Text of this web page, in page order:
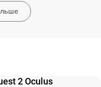
2 Oculus